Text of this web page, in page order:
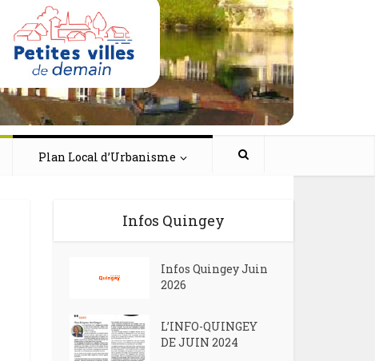
Plan Local d’Urbanisme
Infos Quingey
Infos Quingey Juin
2026
L’INFO-QUINGEY
DE JUIN 2024